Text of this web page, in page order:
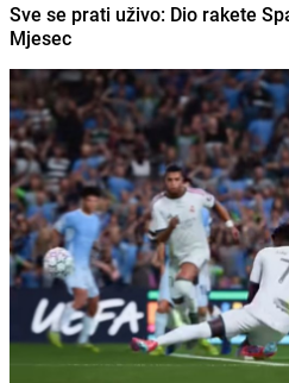
Sve se prati uživo: Dio rakete
Mjesec